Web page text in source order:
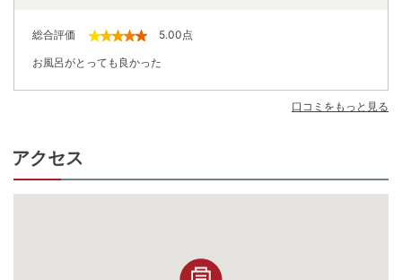
総合評価 5.00 点
お風呂がとっても良かった
口コミをもっと見る
アクセス